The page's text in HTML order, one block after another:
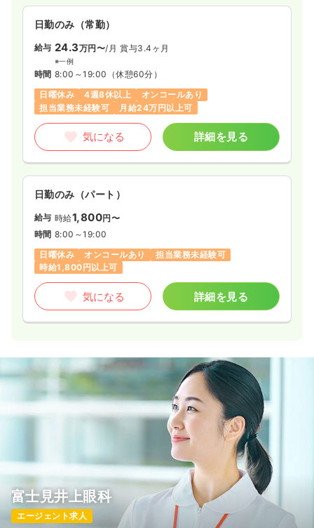
/月
※経験5年の例
時間 8:30～17:30
4週8休以上
気になる 詳細を見る
日勤のみ（常勤）
給与 24.3万円〜/月 賞与3.4ヶ月
※一例
時間 8:00～19:00 （休憩60分）
日曜休み
4週8休以上
オンコールあり
担当業務未経験可
月給24万円以上可
気になる 詳細を見る
日勤のみ（パート）
給与 時給1,800円〜
時間 8:00～19:00
日曜休み
オンコールあり
担当業務未経験可
時給1,800円以上可
気になる 詳細を見る
富士見井上眼科
エージェント求人